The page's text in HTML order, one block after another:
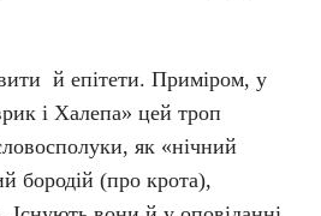
й епітети. Приміром, у
і Халепа» цей троп
як «нічний
бородій (про крота),